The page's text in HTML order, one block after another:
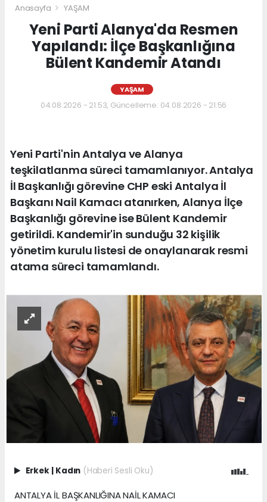
Anasayfa YAŞAM
Yeni Parti Alanya'da Resmen
Yapılandı: İlçe Başkanlığına
Bülent Kandemir Atandı
YAŞAM
04.08.2026 - 21:53, Güncelleme: 04.08.2026 - 21:56
Yeni Parti'nin Antalya ve Alanya
teşkilatlanma süreci tamamlanıyor. Antalya
İl Başkanlığı görevine CHP eski Antalya İl
Başkanı Nail Kamacı atanırken, Alanya İlçe
Başkanlığı görevine ise Bülent Kandemir
getirildi. Kandemir'in sunduğu 32 kişilik
yönetim kurulu listesi de onaylanarak resmi
atama süreci tamamlandı.
Erkek | Kadın (Haberi Sesli Oku)
ANTALYA İL BAŞKANLIĞINA NAİL KAMACI